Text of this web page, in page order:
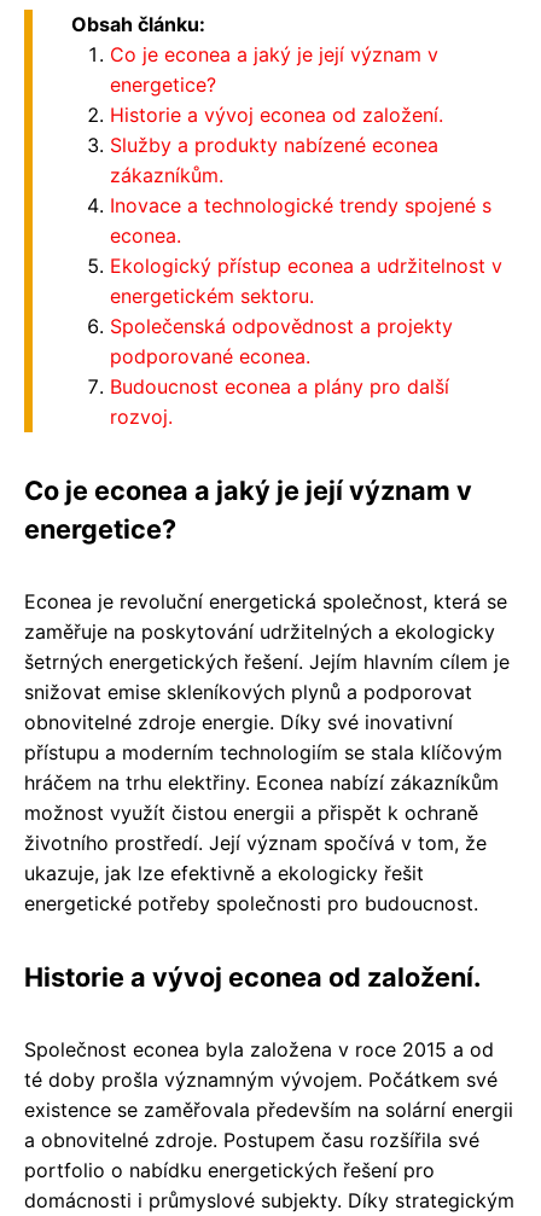
Obsah článku:
Co je econea a jaký je její význam v
energetice?
Historie a vývoj econea od založení.
Služby a produkty nabízené econea
zákazníkům.
Inovace a technologické trendy spojené s
econea.
Ekologický přístup econea a udržitelnost v
energetickém sektoru.
Společenská odpovědnost a projekty
podporované econea.
Budoucnost econea a plány pro další
rozvoj.
Co je econea a jaký je její význam v
energetice?
Econea je revoluční energetická společnost, která se
zaměřuje na poskytování udržitelných a ekologicky
šetrných energetických řešení. Jejím hlavním cílem je
snižovat emise skleníkových plynů a podporovat
obnovitelné zdroje energie. Díky své inovativní
přístupu a moderním technologiím se stala klíčovým
hráčem na trhu elektřiny. Econea nabízí zákazníkům
možnost využít čistou energii a přispět k ochraně
životního prostředí. Její význam spočívá v tom, že
ukazuje, jak lze efektivně a ekologicky řešit
energetické potřeby společnosti pro budoucnost.
Historie a vývoj econea od založení.
Společnost econea byla založena v roce 2015 a od
té doby prošla významným vývojem. Počátkem své
existence se zaměřovala především na solární energii
a obnovitelné zdroje. Postupem času rozšířila své
portfolio o nabídku energetických řešení pro
domácnosti i průmyslové subjekty. Díky strategickým